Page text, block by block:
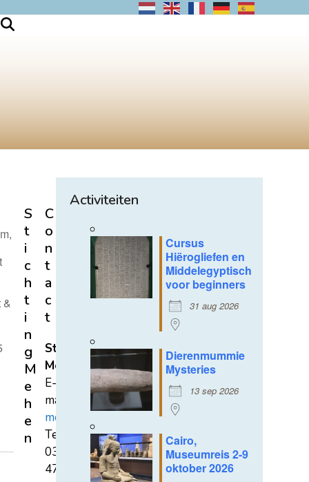
&
Activiteiten
Cursus
Hiërogliefen en
Middelegyptisch
voor beginners
31 aug 2026
Dierenmummie
Mysteries
13 sep 2026
Cairo,
Museumreis 2-9
oktober 2026
S
t
i
c
h
t
i
n
g
M
e
h
e
n
C
o
n
t
a
c
t
Stichting
Mehen
E-
mail:
mehen@hetnet.nl
Tel.:
0318-
471689